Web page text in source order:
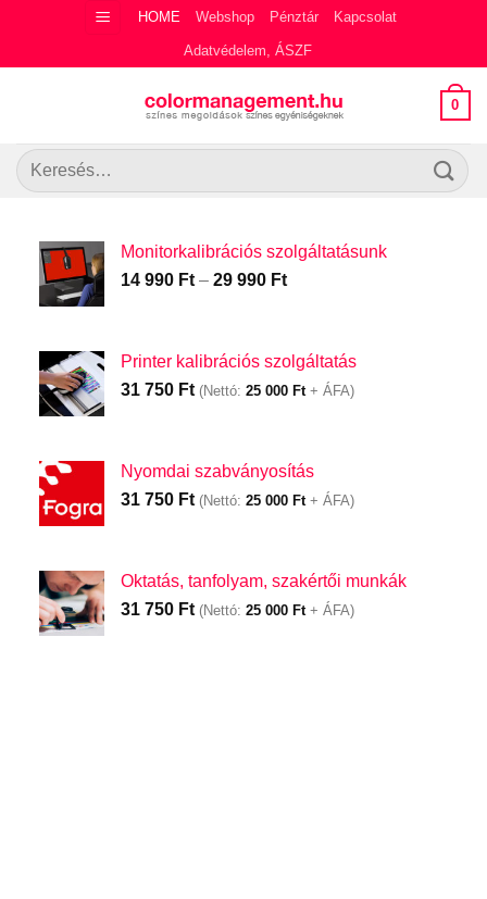
content
HOME Webshop Pénztár Kapcsolat
Adatvédelem, ÁSZF
0
Keresés
a
Monitorkalibrációs szolgáltatásunk
14 990 Ft – 29 990 FtÁrtartomány:
29
990 Ft
Printer kalibrációs szolgáltatás
31 750 Ft (Nettó: 25 000 Ft+ ÁFA)
Nyomdai szabványosítás
31 750 Ft (Nettó: 25 000 Ft+ ÁFA)
Oktatás, tanfolyam, szakértői munkák
31 750 Ft (Nettó: 25 000 Ft+ ÁFA)